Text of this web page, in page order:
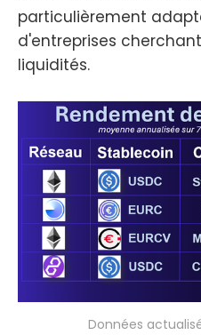
particulièrement
d'entreprises
liquidités.
Données